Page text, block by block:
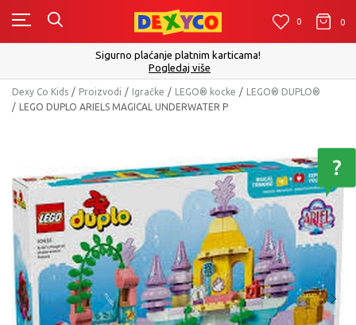
0 0
Sigurno plaćanje platnim karticama!
Pogledaj više
Dexy Co Kids Proizvodi Igračke LEGO® kocke
LEGO® DUPLO®
LEGO DUPLO ARIELS MAGICAL UNDERWATER P